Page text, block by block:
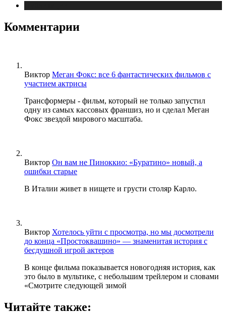
Комментарии
Виктор Меган Фокс: все 6 фантастических фильмов с
участием актрисы
Трансформеры - фильм, который не только запустил
одну из самых кассовых франшиз, но и сделал Меган
Фокс звездой мирового масштаба.
Виктор Он вам не Пиноккио: «Буратино» новый, а
ошибки старые
В Италии живет в нищете и грусти столяр Карло.
Виктор Хотелось уйти с просмотра, но мы досмотрели
до конца «Простоквашино» — знаменитая история с
бесдушной игрой актеров
В конце фильма показывается новогодняя история, как
это было в мультике, с небольшим трейлером и словами
«Смотрите следующей зимой
Читайте также: